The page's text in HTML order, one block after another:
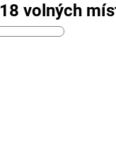
18 volných